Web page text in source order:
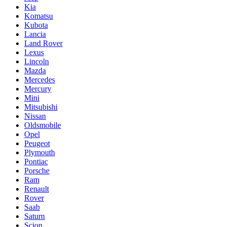
Kia
Komatsu
Kubota
Lancia
Land Rover
Lexus
Lincoln
Mazda
Mercedes
Mercury
Mini
Mitsubishi
Nissan
Oldsmobile
Opel
Peugeot
Plymouth
Pontiac
Porsche
Ram
Renault
Rover
Saab
Saturn